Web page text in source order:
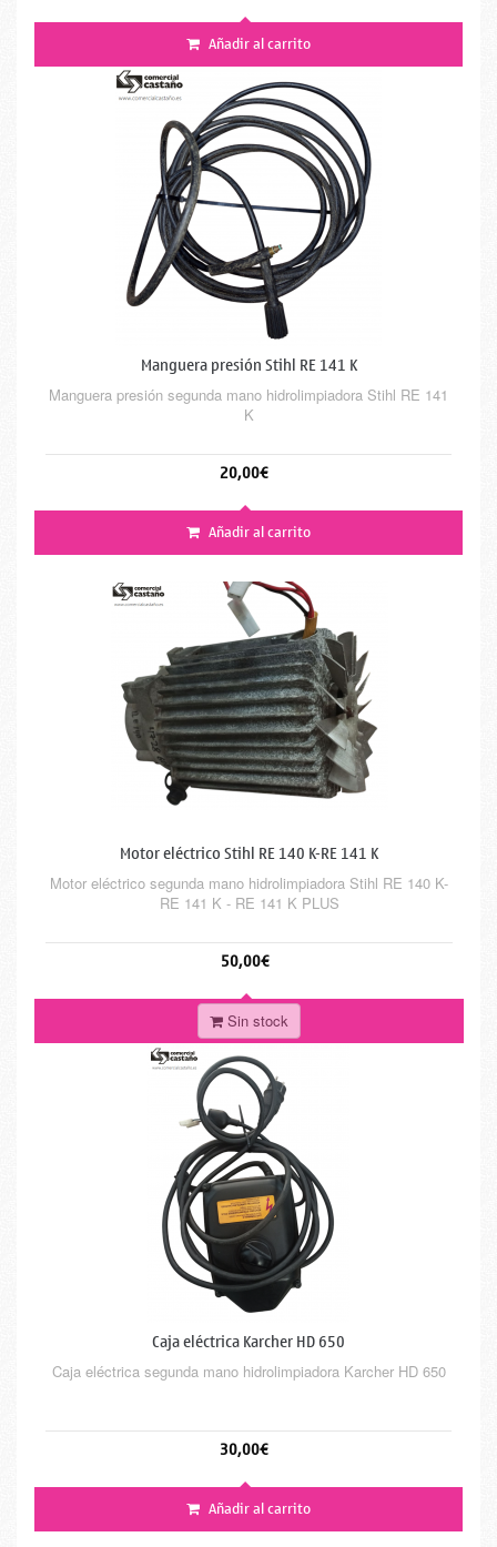
Añadir al carrito
Manguera presión Stihl RE 141 K
Manguera presión segunda mano hidrolimpiadora Stihl RE 141
K
20,00€
Añadir al carrito
Motor eléctrico Stihl RE 140 K-RE 141 K
Motor eléctrico segunda mano hidrolimpiadora Stihl RE 140 K-
RE 141 K - RE 141 K PLUS
50,00€
Sin stock
Caja eléctrica Karcher HD 650
Caja eléctrica segunda mano hidrolimpiadora Karcher HD 650
30,00€
Añadir al carrito